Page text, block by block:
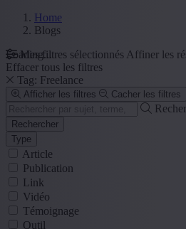
Home
Blogs
Loading...
Mes filtres sélectionnés Affiner les
Effacer tous les filtres
Tag: Freelance
Afficher les filtres Cacher les filtres
Rechercher
Type
Article
Publication
Link
Vidéo
Témoignage
Outil